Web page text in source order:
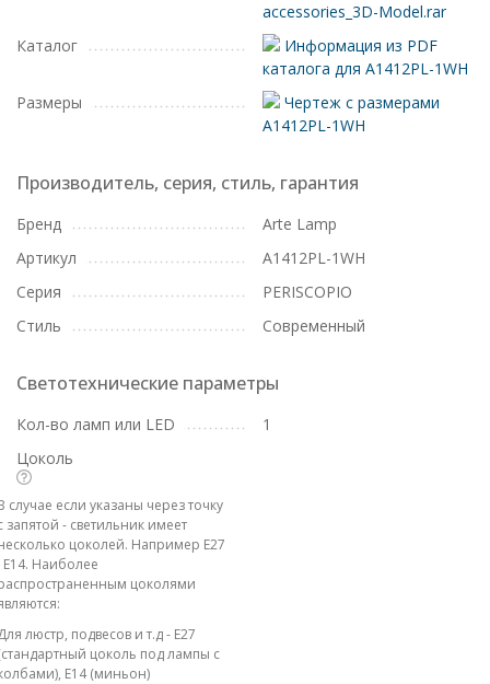
accessories_3D-Model.rar
Каталог
Информация из PDF
каталога для A1412PL-1WH
Размеры
Чертеж с размерами
A1412PL-1WH
Производитель, серия, стиль, гарантия
Бренд
Arte Lamp
Артикул
A1412PL-1WH
Серия
PERISCOPIO
Стиль
Современный
Светотехнические параметры
Кол-во ламп или LED
1
Цоколь
случае если указаны через точку
запятой - светильник имеет
цоколей. Например E27
E14. Наиболее
цоколями
люстр, подвесов и т.д - E27
цоколь под лампы с
E14 (миньон)